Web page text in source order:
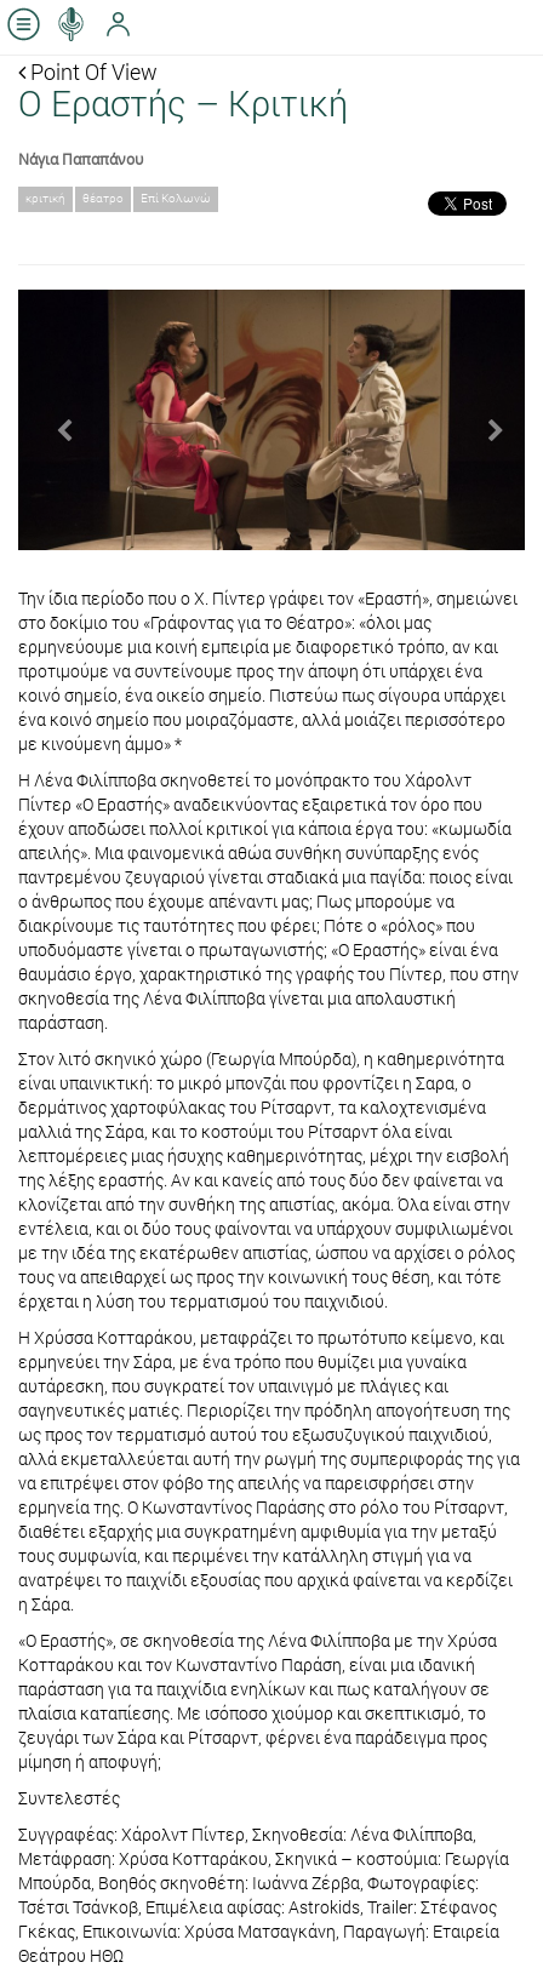
Point Of View
Ο Εραστής – Κριτική
Νάγια Παπαπάνου
κριτική θέατρο Επί Κολωνώ
Την ίδια περίοδο που ο Χ. Πίντερ γράφει τον «Εραστή», σημειώνει
στο δοκίμιο του «Γράφοντας για το Θέατρο»: «όλοι μας
ερμηνεύουμε μια κοινή εμπειρία με διαφορετικό τρόπο, αν και
προτιμούμε να συντείνουμε προς την άποψη ότι υπάρχει ένα
κοινό σημείο, ένα οικείο σημείο. Πιστεύω πως σίγουρα υπάρχει
ένα κοινό σημείο που μοιραζόμαστε, αλλά μοιάζει περισσότερο
με κινούμενη άμμο» *
Η Λένα Φιλίπποβα σκηνοθετεί το μονόπρακτο του Χάρολντ
Πίντερ «Ο Εραστής» αναδεικνύοντας εξαιρετικά τον όρο που
έχουν αποδώσει πολλοί κριτικοί για κάποια έργα του: «κωμωδία
απειλής». Μια φαινομενικά αθώα συνθήκη συνύπαρξης ενός
παντρεμένου ζευγαριού γίνεται σταδιακά μια παγίδα: ποιος είναι
ο άνθρωπος που έχουμε απέναντι μας; Πως μπορούμε να
διακρίνουμε τις ταυτότητες που φέρει; Πότε ο «ρόλος» που
υποδυόμαστε γίνεται ο πρωταγωνιστής; «Ο Εραστής» είναι ένα
θαυμάσιο έργο, χαρακτηριστικό της γραφής του Πίντερ, που στην
σκηνοθεσία της Λένα Φιλίπποβα γίνεται μια απολαυστική
παράσταση.
Στον λιτό σκηνικό χώρο (Γεωργία Μπούρδα), η καθημερινότητα
είναι υπαινικτική: το μικρό μπονζάι που φροντίζει η Σαρα, ο
δερμάτινος χαρτοφύλακας του Ρίτσαρντ, τα καλοχτενισμένα
μαλλιά της Σάρα, και το κοστούμι του Ρίτσαρντ όλα είναι
λεπτομέρειες μιας ήσυχης καθημερινότητας, μέχρι την εισβολή
της λέξης εραστής. Αν και κανείς από τους δύο δεν φαίνεται να
κλονίζεται από την συνθήκη της απιστίας, ακόμα. Όλα είναι στην
εντέλεια, και οι δύο τους φαίνονται να υπάρχουν συμφιλιωμένοι
με την ιδέα της εκατέρωθεν απιστίας, ώσπου να αρχίσει ο ρόλος
τους να απειθαρχεί ως προς την κοινωνική τους θέση, και τότε
έρχεται η λύση του τερματισμού του παιχνιδιού.
Η Χρύσσα Κοτταράκου, μεταφράζει το πρωτότυπο κείμενο, και
ερμηνεύει την Σάρα, με ένα τρόπο που θυμίζει μια γυναίκα
αυτάρεσκη, που συγκρατεί τον υπαινιγμό με πλάγιες και
σαγηνευτικές ματιές. Περιορίζει την πρόδηλη απογοήτευση της
ως προς τον τερματισμό αυτού του εξωσυζυγικού παιχνιδιού,
αλλά εκμεταλλεύεται αυτή την ρωγμή της συμπεριφοράς της για
να επιτρέψει στον φόβο της απειλής να παρεισφρήσει στην
ερμηνεία της. Ο Κωνσταντίνος Παράσης στο ρόλο του Ρίτσαρντ,
διαθέτει εξαρχής μια συγκρατημένη αμφιθυμία για την μεταξύ
τους συμφωνία, και περιμένει την κατάλληλη στιγμή για να
ανατρέψει το παιχνίδι εξουσίας που αρχικά φαίνεται να κερδίζει
η Σάρα.
«Ο Εραστής», σε σκηνοθεσία της Λένα Φιλίπποβα με την Χρύσα
Κοτταράκου και τον Κωνσταντίνο Παράση, είναι μια ιδανική
παράσταση για τα παιχνίδια ενηλίκων και πως καταλήγουν σε
πλαίσια καταπίεσης. Με ισόποσο χιούμορ και σκεπτικισμό, το
ζευγάρι των Σάρα και Ρίτσαρντ, φέρνει ένα παράδειγμα προς
μίμηση ή αποφυγή;
Συντελεστές
Συγγραφέας: Χάρολντ Πίντερ, Σκηνοθεσία: Λένα Φιλίπποβα,
Μετάφραση: Χρύσα Κοτταράκου, Σκηνικά – κοστούμια: Γεωργία
Μπούρδα, Βοηθός σκηνοθέτη: Ιωάννα Ζέρβα, Φωτογραφίες:
Τσέτσι Τσάνκοβ, Επιμέλεια αφίσας: Astrokids, Trailer: Στέφανος
Γκέκας, Επικοινωνία: Χρύσα Ματσαγκάνη, Παραγωγή: Εταιρεία
Θεάτρου ΗΘΩ